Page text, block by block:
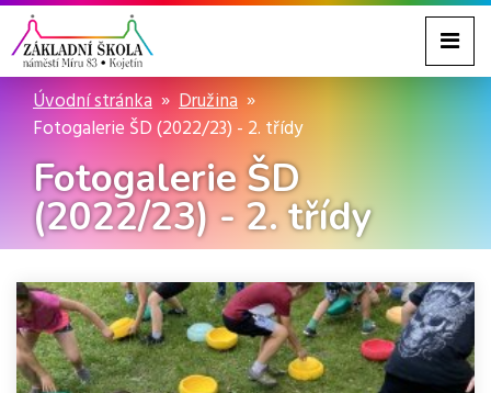
Úvodní stránka
Družina
Fotogalerie ŠD (2022/23) - 2. třídy
Fotogalerie ŠD
(2022/23) - 2. třídy